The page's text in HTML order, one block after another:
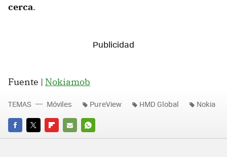
cerca.
Fuente | Nokiamob
FACEBOOK
TWITTERFLIPBOARD
E-
WHATSAPP
TEMAS Móviles PureView HMD Global Nokia